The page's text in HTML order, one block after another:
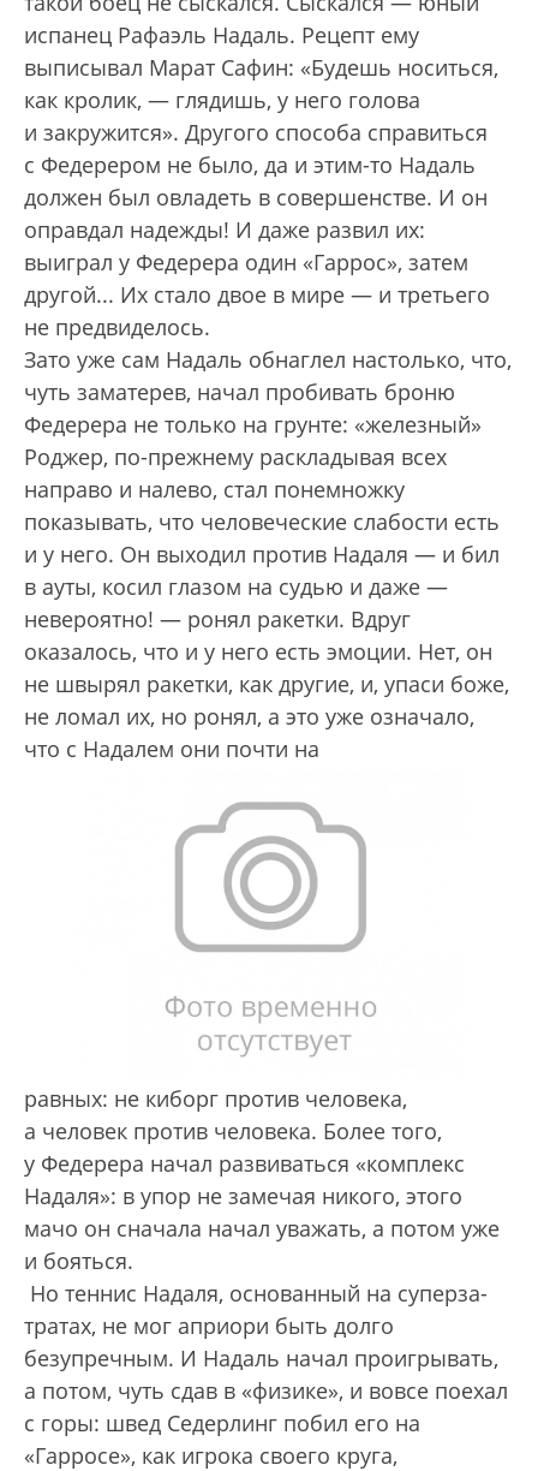
испанец Рафаэль Надаль. Рецепт ему
выписывал Марат Сафин: «Будешь носиться,
как кролик, — глядишь, у него голова
и закружится». Другого способа справиться
с Федерером не было, да и этим-то Надаль
должен был овладеть в совершенстве. И он
оправдал надежды! И даже развил их:
выиграл у Федерера один «Гаррос», затем
другой... Их стало двое в мире — и третьего
не предвиделось.
Зато уже сам Надаль обнаглел настолько, что,
чуть заматерев, начал пробивать броню
Федерера не только на грунте: «железный»
Роджер, по-прежнему раскладывая всех
направо и налево, стал понемножку
показывать, что человеческие слабости есть
и у него. Он выходил против Надаля — и бил
в ауты, косил глазом на судью и даже —
невероятно! — ронял ракетки. Вдруг
оказалось, что и у него есть эмоции. Нет, он
не швырял ракетки, как другие, и, упаси боже,
не ломал их, но ронял, а это уже означало,
что с Надалем они почти на
равных: не киборг против человека,
а человек против человека. Более того,
у Федерера начал развиваться «комплекс
Надаля»: в упор не замечая никого, этого
мачо он сначала начал уважать, а потом уже
и бояться.
Но теннис Надаля, основанный на суперза­
тратах, не мог априори быть долго
безупречным. И Надаль начал проигрывать,
а потом, чуть сдав в «физике», и вовсе поехал
с горы: швед Седерлинг побил его на
«Гарросе», как игрока своего круга,